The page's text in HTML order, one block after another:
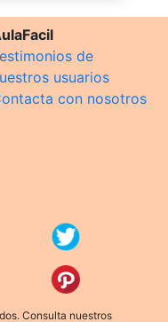
de
usuarios
con nosotros
Consulta nuestros